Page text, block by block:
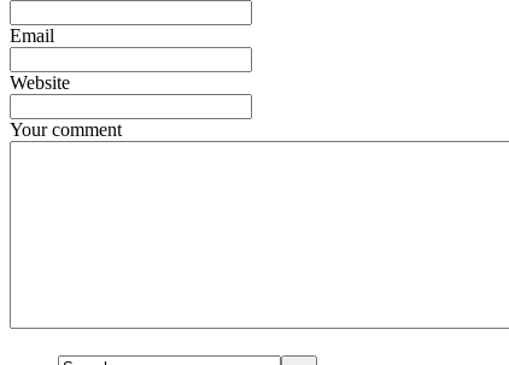
Email
Website
Your comment